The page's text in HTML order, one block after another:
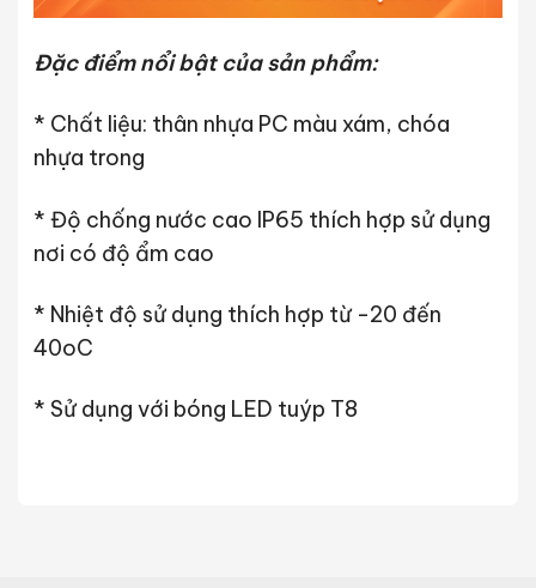
Đặc điểm nổi bật của sản phẩm:
* Chất liệu: thân nhựa PC màu xám, chóa
nhựa trong
* Độ chống nước cao IP65 thích hợp sử dụng
nơi có độ ẩm cao
* Nhiệt độ sử dụng thích hợp từ -20 đến
40oC
* Sử dụng với bóng LED tuýp T8